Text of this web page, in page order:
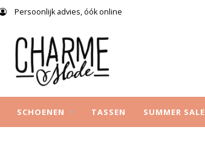
Persoonlijk advies, óók online
SCHOENEN TASSEN SUMMER SALE